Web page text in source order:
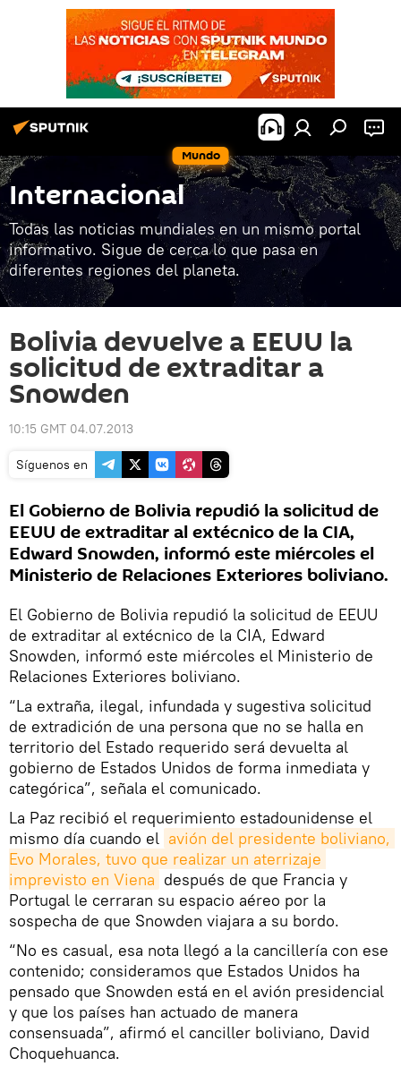
Mundo
Internacional
Todas las noticias mundiales en un mismo portal
informativo. Sigue de cerca lo que pasa en
diferentes regiones del planeta.
Bolivia devuelve a EEUU la
solicitud de extraditar a
Snowden
10:15 GMT 04.07.2013
Síguenos en
El Gobierno de Bolivia repudió la solicitud de
EEUU de extraditar al extécnico de la CIA,
Edward Snowden, informó este miércoles el
Ministerio de Relaciones Exteriores boliviano.
El Gobierno de Bolivia repudió la solicitud de EEUU
de extraditar al extécnico de la CIA, Edward
Snowden, informó este miércoles el Ministerio de
Relaciones Exteriores boliviano.
“La extraña, ilegal, infundada y sugestiva solicitud
de extradición de una persona que no se halla en
territorio del Estado requerido será devuelta al
gobierno de Estados Unidos de forma inmediata y
categórica”, señala el comunicado.
La Paz recibió el requerimiento estadounidense el
mismo día cuando el avión del presidente boliviano,
Evo Morales, tuvo que realizar un aterrizaje
imprevisto en Viena después de que Francia y
Portugal le cerraran su espacio aéreo por la
sospecha de que Snowden viajara a su bordo.
“No es casual, esa nota llegó a la cancillería con ese
contenido; consideramos que Estados Unidos ha
pensado que Snowden está en el avión presidencial
y que los países han actuado de manera
consensuada”, afirmó el canciller boliviano, David
Choquehuanca.